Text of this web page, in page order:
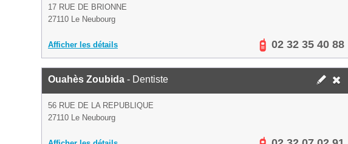
17 RUE DE BRIONNE
27110 Le Neubourg
Afficher les détails 02 32 35 40 88
Ouahès Zoubida - Dentiste
56 RUE DE LA REPUBLIQUE
27110 Le Neubourg